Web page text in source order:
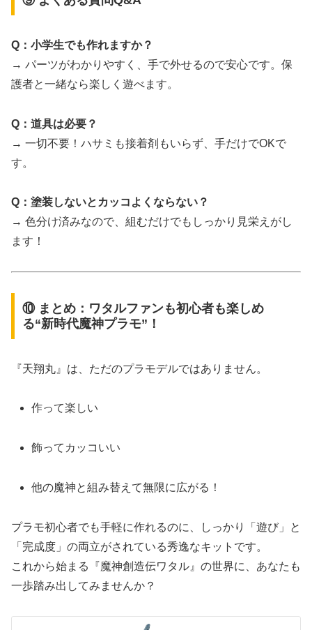
Q：小学生でも作れますか？
→ パーツがわかりやすく、手で外せるので安心です。保
護者と一緒なら楽しく遊べます。
Q：道具は必要？
→ 一切不要！ハサミも接着剤もいらず、手だけでOKで
す。
Q：塗装しないとカッコよくならない？
→ 色分け済みなので、組むだけでもしっかり見栄えがし
ます！
⑩ まとめ：ワタルファンも初心者も楽しめ
る“新時代魔神プラモ”！
『天翔丸』は、ただのプラモデルではありません。
作って楽しい
飾ってカッコいい
他の魔神と組み替えて無限に広がる！
プラモ初心者でも手軽に作れるのに、しっかり「遊び」と
「完成度」の両立がされている秀逸なキットです。
これから始まる『魔神創造伝ワタル』の世界に、あなたも
一歩踏み出してみませんか？